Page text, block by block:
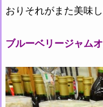
おりそれがまた美味
ブルーベリージャム